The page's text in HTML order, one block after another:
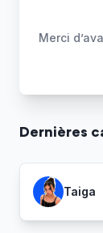
Merci
Dernières
Taiga